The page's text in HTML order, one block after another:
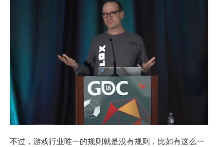
不过，游戏行业唯一的规则就是没有规则，比如有这么一